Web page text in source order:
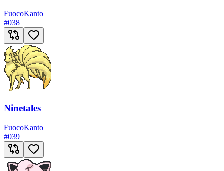
FuocoKanto
#038
Ninetales
FuocoKanto
#039